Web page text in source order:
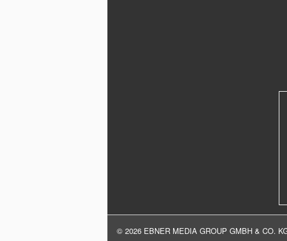
© 2026 EBNER MEDIA GROUP GMBH & CO.